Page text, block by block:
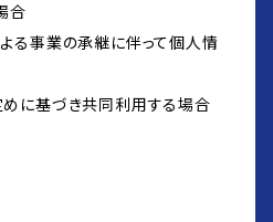
合
よる事業の承継に伴って個人情
めに基づき共同利用する場合